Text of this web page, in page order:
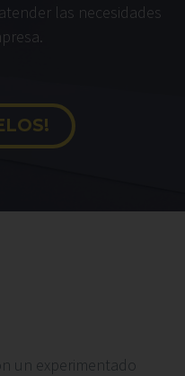
las necesidades
un experimentado